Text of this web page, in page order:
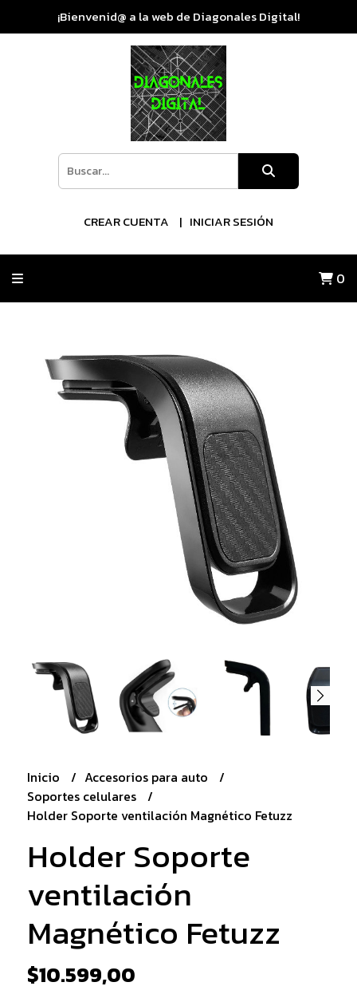
¡Bienvenid@ a la web de Diagonales Digital!
CREAR CUENTA INICIAR SESIÓN
0
Inicio
Accesorios para auto
Soportes celulares
Holder Soporte ventilación Magnético Fetuzz
Holder Soporte
ventilación
Magnético Fetuzz
$10.599,00